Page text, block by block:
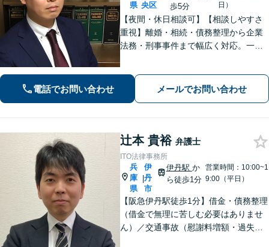
県 央区
歩5分
日）
【夜間・休日相談可】【相談しやすさ
重視】離婚・相続・債務整理から企業
法務・刑事事件まで幅広く対応。一般
（海事補佐人）にも対応可能です。
電話でお問い合わせ メールでお問い合わせ
辻本 貴裕 弁護士
ITO法律事務所
兵
庫
県
|
伊
丹
市
伊丹駅 か
ら徒歩1分
営業時間：10:00~1
9:00（平日）
【阪急伊丹駅徒歩1分】借金・債務整理
（借金で無理に苦しむ必要はありませ
ん）／交通事故（慰謝料増額・過失割